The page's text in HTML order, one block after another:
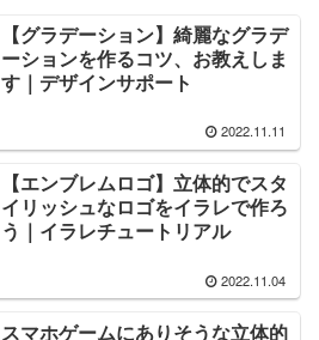
【グラデーション】綺麗なグラデ
ーションを作るコツ、お教えしま
す｜デザインサポート
2022.11.11
【エンブレムロゴ】立体的でスタ
イリッシュなロゴをイラレで作ろ
う｜イラレチュートリアル
2022.11.04
スマホゲームにありそうな立体的